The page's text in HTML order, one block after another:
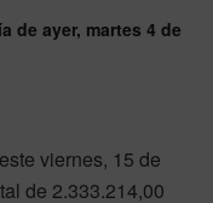
de ayer, martes 4 de
viernes, 15 de
de 2.333.214,00